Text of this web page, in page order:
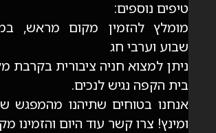
טיפים נוספים:
מומלץ להזמין מקום מראש,
שבוע וערבי חג
ניתן למצוא חניה ציבורית בקרבת
בית הקפה נגיש לנכים.
אנחנו בטוחים שתיהנו מהמפגש
ומינץ! צרו קשר עוד היום והזמינו